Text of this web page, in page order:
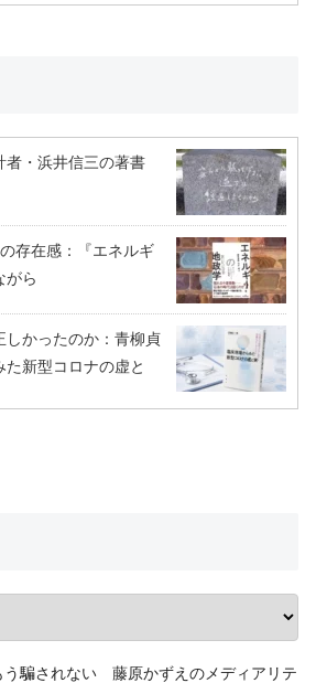
者・浜井信三の著書
存在感：『エネルギ
がら
しかったのか：青柳貞
新型コロナの虚と
う騙されない 藤原かずえのメディアリテ